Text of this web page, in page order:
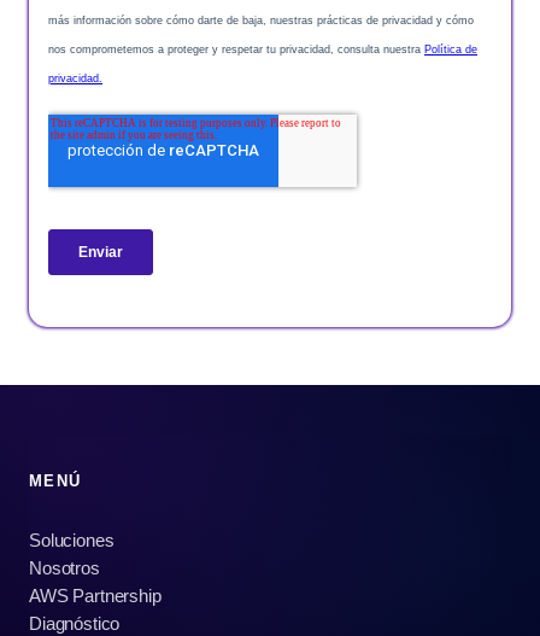
MENÚ
Soluciones
Nosotros
AWS Partnership
Diagnóstico